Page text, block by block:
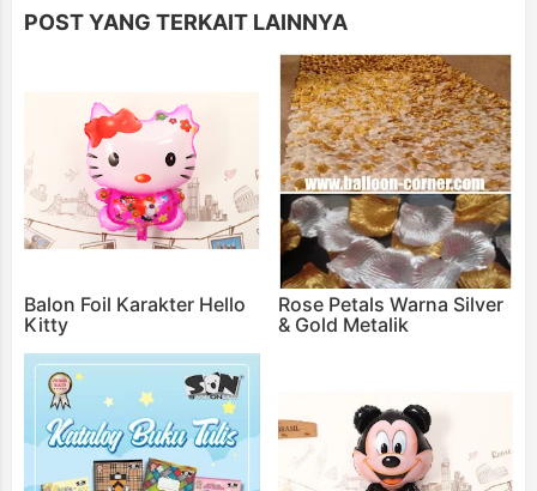
POST YANG TERKAIT LAINNYA
Balon Foil Karakter Hello
Kitty
Rose Petals Warna Silver
& Gold Metalik